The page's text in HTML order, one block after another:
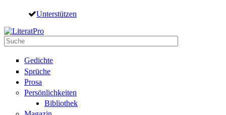
Direkt zum Inhalt
Unterstützen
Suche
Gedichte
Sprüche
Prosa
Persönlichkeiten
Bibliothek